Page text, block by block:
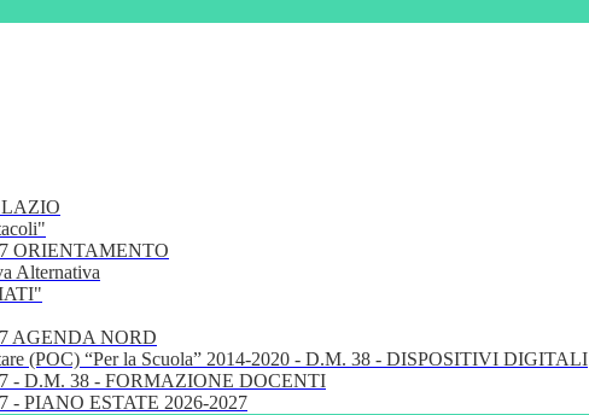
LAZIO
ORIENTAMENTO
Alternativa
AGENDA NORD
(POC) “Per la Scuola” 2014-2020 - D.M. 38 - DISPOSITIVI DIGITALI
- D.M. 38 - FORMAZIONE DOCENTI
- PIANO ESTATE 2026-2027